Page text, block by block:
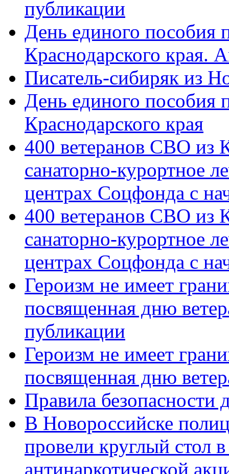
публикации
День единого пособия
Краснодарского края.
Писатель-сибиряк из
День единого пособия
Краснодарского края
400 ветеранов СВО из
санаторно-курортное
центрах Соцфонда с
400 ветеранов СВО из
санаторно-курортное
центрах Соцфонда с
Героизм не имеет
посвященная дню
публикации
Героизм не имеет
посвященная дню
Правила безопасности
В Новороссийске
провели круглый стол
антинаркотической